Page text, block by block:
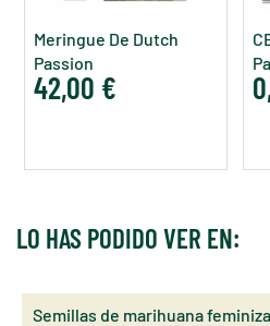
Meringue De Dutch
Passion
42,00 €
LO HAS PODIDO VER EN:
Semillas de marihuana